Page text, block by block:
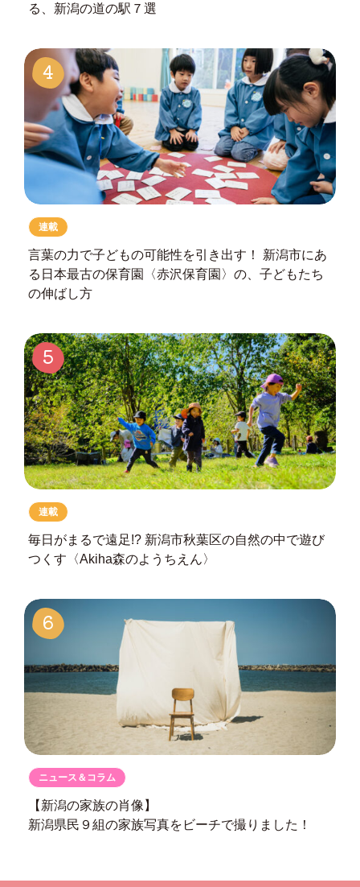
る、 新潟の道の駅７選
4
連載
言葉の力で子どもの可能性を引き出す！ 新潟市にあ
る日本最古の保育園
〈赤沢保育園〉の、子どもたち
の伸ばし方
5
連載
毎日がまるで遠足!? 新潟市秋葉区の自然の中で遊び
つくす 〈Akiha森のようちえん〉
6
ニュース＆コラム
【新潟の家族の肖像】
新潟県民９組の家族写真をビーチで撮りました！